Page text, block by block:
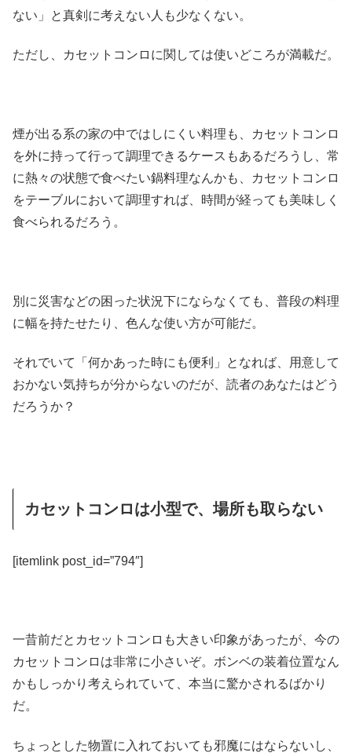
ない」と真剣に考えない人も少なくない。
ただし、カセットコンロに関しては使いどころが満載だ。
煙が出る系の家の中ではしにくい料理も、カセットコンロ
を外に持って行って調理できるケースもあるだろうし、常
に熱々の状態で食べたい鍋料理なんかも、カセットコンロ
をテーブルにおいて調理すれば、時間が経っても美味しく
食べられるだろう。
別に災害などの困った状況下にならなくても、普段の料理
に幅を持たせたり、色んな使い方が可能だ。
それでいて「何かあった時にも便利」となれば、用意して
おかない気持ちが分からないのだが、読者のあなたはどう
だろうか？
カセットコンロは小型で、場所も取らない
[itemlink post_id=”794″]
一昔前だとカセットコンロも大きい印象があったが、今の
カセットコンロは非常に小さいぞ。ボンベの装着位置なん
かもしっかり考えられていて、本当に驚かされるばかり
だ。
ちょっとした物置に入れておいても邪魔にはならないし、